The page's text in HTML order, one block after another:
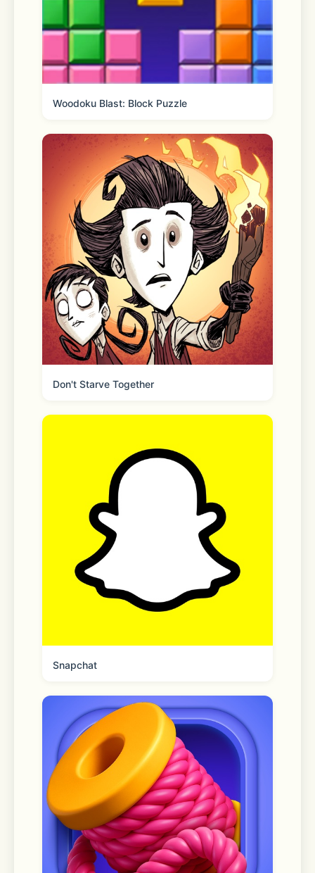
6.服务协议：https://luna-
7.隐私协议：https://luna-
web.douyin.com/privacy/index.html
【汽水会员连续包年说明】
1.服务名称：汽水会员连续包年
2.订阅周期：12个月
3.价格：88元/年
4.扣费时间：购买连续包月的账号，会在
每个月到期前24小时，自动在iTunes账
号扣费并延长1个月会员有效期；
>点击“订阅”，选择汽水音乐->取消订
阅；需要在订阅期结束的至少24小时前
关闭此订阅；
6.服务协议：https://luna-
web.douyin.com/vip-terms/index.html
7.隐私协议：https://luna-
Woodoku Blast: Block Puzzle
Don't Starve Together
Snapchat